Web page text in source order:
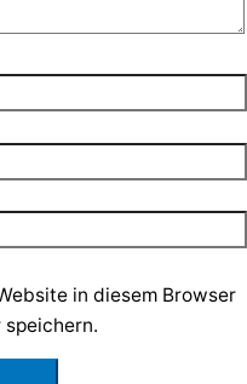
in diesem Browser
speichern.